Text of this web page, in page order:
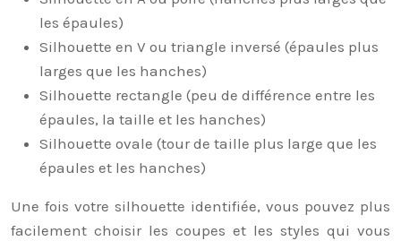
les épaules)
Silhouette en V ou triangle inversé (épaules plus
larges que les hanches)
Silhouette rectangle (peu de différence entre les
épaules, la taille et les hanches)
Silhouette ovale (tour de taille plus large que les
épaules et les hanches)
Une fois votre silhouette identifiée, vous pouvez plus
facilement choisir les coupes et les styles qui vous